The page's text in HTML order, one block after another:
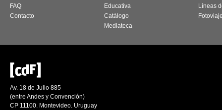
FAQ
Contacto
Educativa
Catálogo
Mediateca
Líneas
Av. 18 de Julio 885
(entre Andes y Convención)
CP 11100. Montevideo. Uruguay